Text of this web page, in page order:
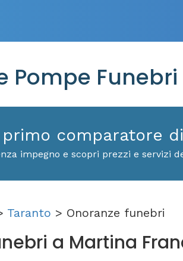
Pompe
comparatore
impegno e scopri prezzi e servizi
Taranto > Onoranze funebri
a Martina